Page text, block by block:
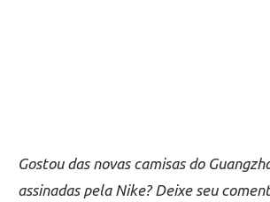
Gostou das novas camisas do
assinadas pela Nike? Deixe seu